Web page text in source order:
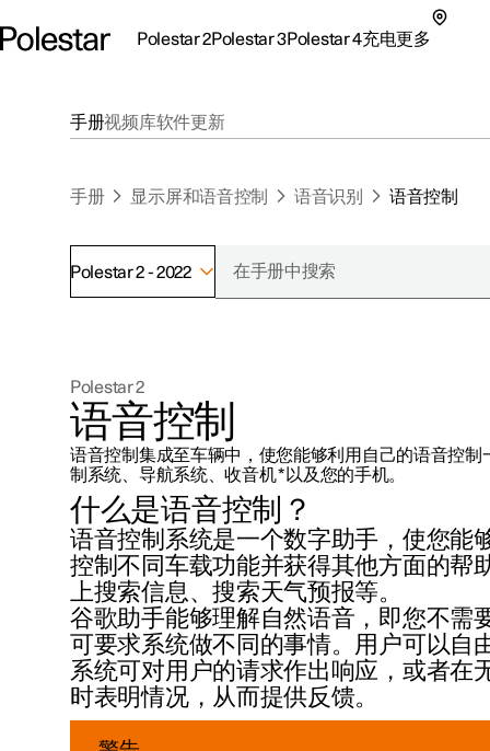
Polestar 2Polestar 3Polestar 4充电更多
联系我们
极星官方二手车
探索Polestar 3
联系我们
公共充电
家庭充电
车主服务
注册新闻
（在新窗
手册视频库软件更新
手册 显示屏和语音控制 语音识别 语音控制
Polestar 2 - 2022
Polestar 2
语音控制
语音控制集成至车辆中，使您能够利用自己的语音控制
制系统、导航系统、收音机* 以及您的手机。
什么是语音控制？
语音控制系统是一个数字助手，使您能
控制不同车载功能并获得其他方面的帮
上搜索信息、搜索天气预报等。
谷歌助手能够理解自然语音，即您不需
可要求系统做不同的事情。用户可以自
系统可对用户的请求作出响应，或者在
时表明情况，从而提供反馈。